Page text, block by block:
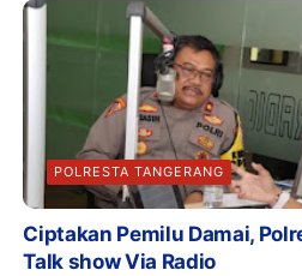
POLRESTA TANGERANG
Ciptakan Pemilu Damai,
Talk show Via Radio